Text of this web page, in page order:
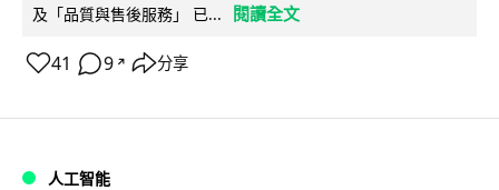
及「品質與售後服務」 已...
閱讀全文
41 9 ↗ 分享
人工智能